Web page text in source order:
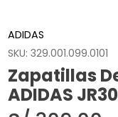
ADIDAS
SKU:329.001.099.0101
Zapatillas
ADIDAS